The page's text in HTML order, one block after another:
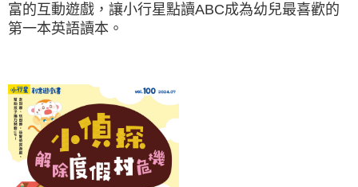
富的互動遊戲，讓小行星點讀ABC成為幼兒最喜歡的
第一本英語讀本。